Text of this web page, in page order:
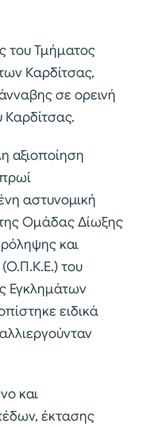
του Τμήματος
Καρδίτσας,
σε ορεινή
Καρδίτσας.
αξιοποίηση
αστυνομική
Ομάδας Δίωξης
και
του
Εγκλημάτων
ειδικά
και
έκτασης